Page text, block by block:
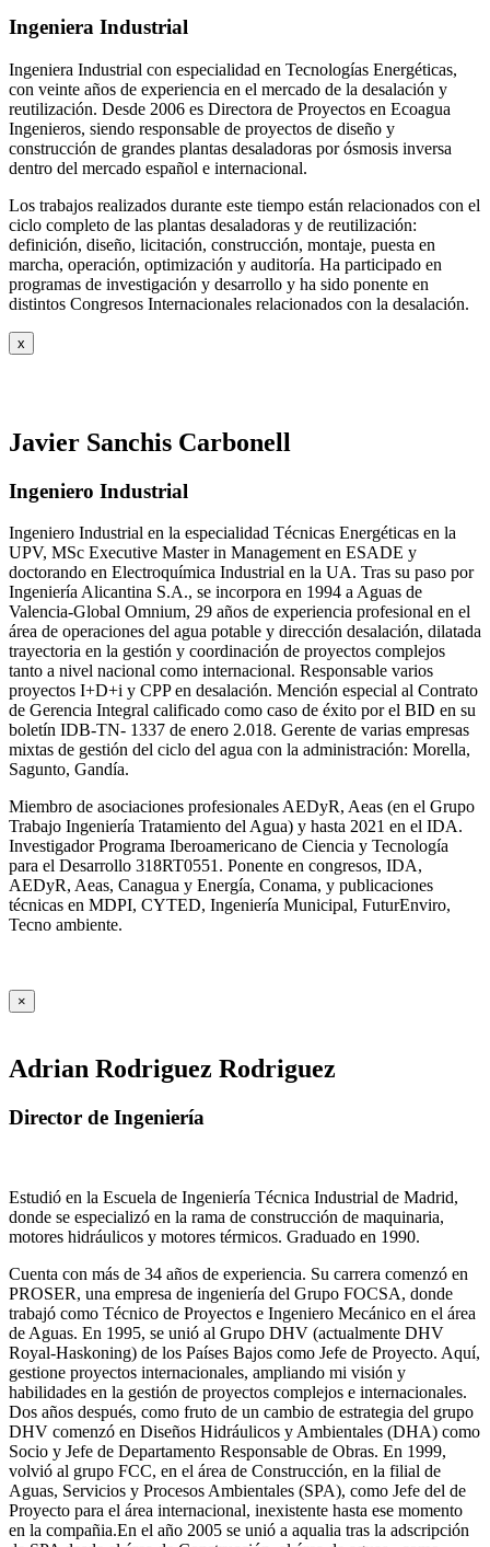
Ingeniera Industrial
Ingeniera Industrial con especialidad en Tecnologías Energéticas,
con veinte años de experiencia en el mercado de la desalación y
reutilización. Desde 2006 es Directora de Proyectos en Ecoagua
Ingenieros, siendo responsable de proyectos de diseño y
construcción de grandes plantas desaladoras por ósmosis inversa
dentro del mercado español e internacional.
Los trabajos realizados durante este tiempo están relacionados con el
ciclo completo de las plantas desaladoras y de reutilización:
definición, diseño, licitación, construcción, montaje, puesta en
marcha, operación, optimización y auditoría. Ha participado en
programas de investigación y desarrollo y ha sido ponente en
distintos Congresos Internacionales relacionados con la desalación.
x
Javier Sanchis Carbonell
Ingeniero Industrial
Ingeniero Industrial en la especialidad Técnicas Energéticas en la
UPV, MSc Executive Master in Management en ESADE y
doctorando en Electroquímica Industrial en la UA. Tras su paso por
Ingeniería Alicantina S.A., se incorpora en 1994 a Aguas de
Valencia-Global Omnium, 29 años de experiencia profesional en el
área de operaciones del agua potable y dirección desalación, dilatada
trayectoria en la gestión y coordinación de proyectos complejos
tanto a nivel nacional como internacional. Responsable varios
proyectos I+D+i y CPP en desalación. Mención especial al Contrato
de Gerencia Integral calificado como caso de éxito por el BID en su
boletín IDB-TN- 1337 de enero 2.018. Gerente de varias empresas
mixtas de gestión del ciclo del agua con la administración: Morella,
Sagunto, Gandía.
Miembro de asociaciones profesionales AEDyR, Aeas (en el Grupo
Trabajo Ingeniería Tratamiento del Agua) y hasta 2021 en el IDA.
Investigador Programa Iberoamericano de Ciencia y Tecnología
para el Desarrollo 318RT0551. Ponente en congresos, IDA,
AEDyR, Aeas, Canagua y Energía, Conama, y publicaciones
técnicas en MDPI, CYTED, Ingeniería Municipal, FuturEnviro,
Tecno ambiente.
×
Adrian Rodriguez Rodriguez
Director de Ingeniería
Estudió en la Escuela de Ingeniería Técnica Industrial de Madrid,
donde se especializó en la rama de construcción de maquinaria,
motores hidráulicos y motores térmicos. Graduado en 1990.
Cuenta con más de 34 años de experiencia. Su carrera comenzó en
PROSER, una empresa de ingeniería del Grupo FOCSA, donde
trabajó como Técnico de Proyectos e Ingeniero Mecánico en el área
de Aguas. En 1995, se unió al Grupo DHV (actualmente DHV
Royal-Haskoning) de los Países Bajos como Jefe de Proyecto. Aquí,
gestione proyectos internacionales, ampliando mi visión y
habilidades en la gestión de proyectos complejos e internacionales.
Dos años después, como fruto de un cambio de estrategia del grupo
DHV comenzó en Diseños Hidráulicos y Ambientales (DHA) como
Socio y Jefe de Departamento Responsable de Obras. En 1999,
volvió al grupo FCC, en el área de Construcción, en la filial de
Aguas, Servicios y Procesos Ambientales (SPA), como Jefe del de
Proyecto para el área internacional, inexistente hasta ese momento
en la compañia.En el año 2005 se unió a aqualia tras la adscripción